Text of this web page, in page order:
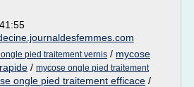
pied traitement vernis / mycose
/ mycose ongle pied traitement
ongle pied traitement efficace /